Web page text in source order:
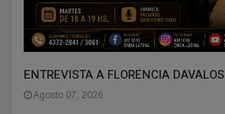
ENTREVISTA A FLORENCIA DAVALOS
Agosto 07, 2026